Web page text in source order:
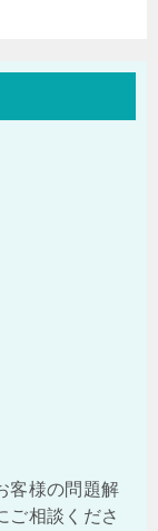
客様の問題解
相談くださ